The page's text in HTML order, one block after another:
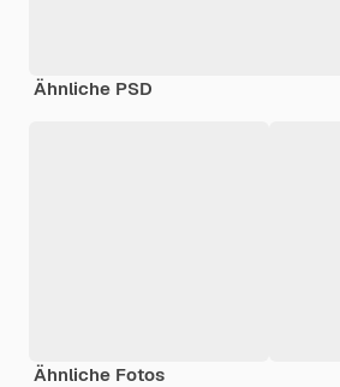
Ähnliche PSD
Ähnliche Fotos